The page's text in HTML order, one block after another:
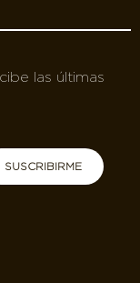
las últimas
SUSCRIBIRME